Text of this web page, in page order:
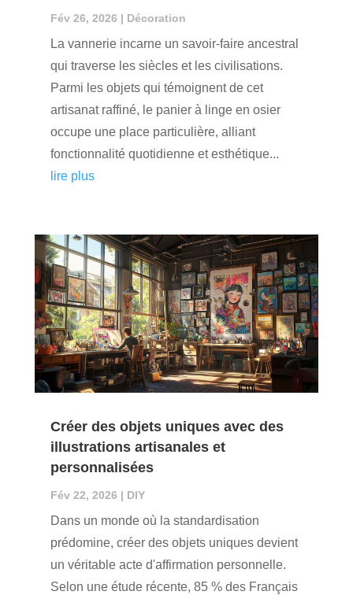
Fév 26, 2026 | Décoration
La vannerie incarne un savoir-faire ancestral
qui traverse les siècles et les civilisations.
Parmi les objets qui témoignent de cet
artisanat raffiné, le panier à linge en osier
occupe une place particulière, alliant
fonctionnalité quotidienne et esthétique...
lire plus
Créer des objets uniques avec des
illustrations artisanales et
personnalisées
Fév 22, 2026 | DIY
Dans un monde où la standardisation
prédomine, créer des objets uniques devient
un véritable acte d'affirmation personnelle.
Selon une étude récente, 85 % des Français